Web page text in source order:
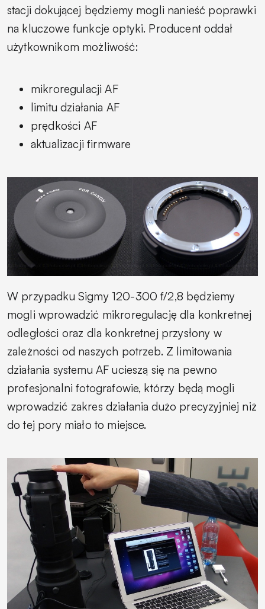
stacji dokującej będziemy mogli nanieść poprawki
na kluczowe funkcje optyki. Producent oddał
użytkownikom możliwość:
mikroregulacji AF
limitu działania AF
prędkości AF
aktualizacji firmware
W przypadku Sigmy 120-300 f/2,8 będziemy
mogli wprowadzić mikroregulację dla konkretnej
odległości oraz dla konkretnej przysłony w
zależności od naszych potrzeb. Z limitowania
działania systemu AF ucieszą się na pewno
profesjonalni fotografowie, którzy będą mogli
wprowadzić zakres działania dużo precyzyjniej niż
do tej pory miało to miejsce.